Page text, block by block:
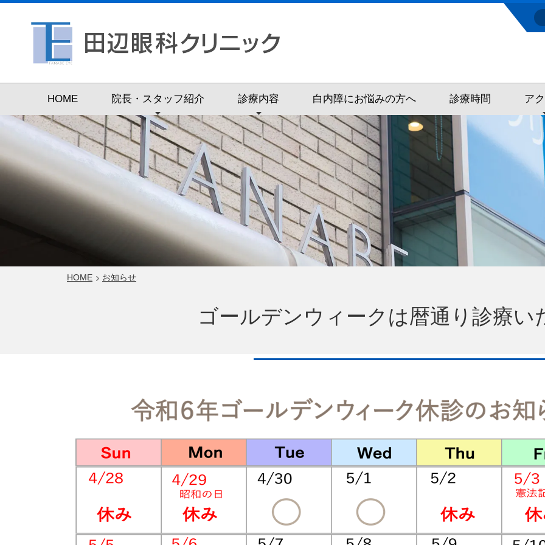
HOME 院長・スタッフ紹介 診療内容 白内障にお悩みの方へ 診療時間 ア
HOME お知らせ
ゴールデンウィークは暦通り診療い